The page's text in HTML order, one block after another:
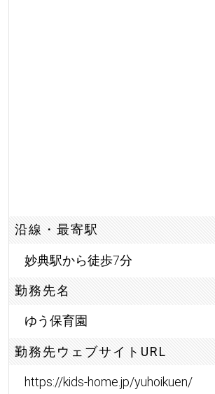
沿線・最寄駅
妙典駅から徒歩7分
勤務先名
ゆう保育園
勤務先ウェブサイトURL
https://kids-home.jp/yuhoikuen/